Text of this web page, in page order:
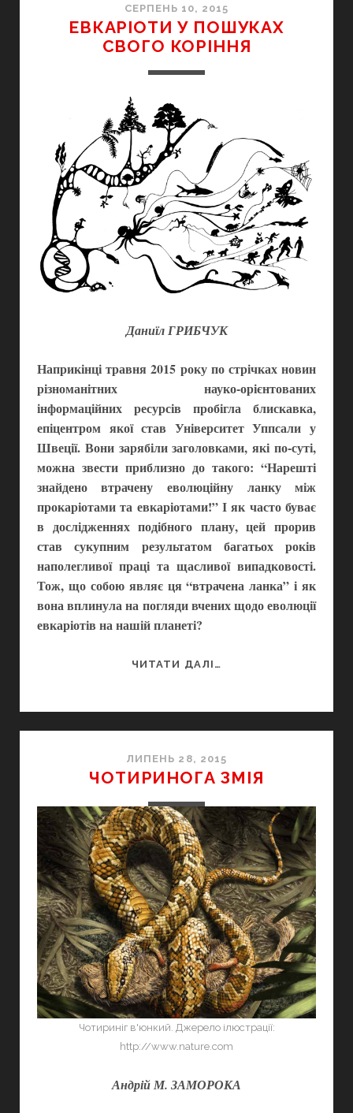
СЕРПЕНЬ 10, 2015
ЕВКАРІОТИ У ПОШУКАХ
СВОГО КОРІННЯ
Даниїл ГРИБЧУК
Наприкінці травня 2015 року по стрічках новин
різноманітних науко-орієнтованих
інформаційних ресурсів пробігла блискавка,
епіцентром якої став Університет Уппсали у
Швеції. Вони зарябіли заголовками, які по-суті,
можна звести приблизно до такого: “Нарешті
знайдено втрачену еволюційну ланку між
прокаріотами та евкаріотами!” І як часто буває
в дослідженнях подібного плану, цей прорив
став сукупним результатом багатьох років
наполегливої праці та щасливої випадковості.
Тож, що собою являє ця “втрачена ланка” і як
вона вплинула на погляди вчених щодо еволюції
евкаріотів на нашій планеті?
ЧИТАТИ ДАЛІ…
ЛИПЕНЬ 28, 2015
ЧОТИРИНОГА ЗМІЯ
Чотириніг в'юнкий. Джерело ілюстрації:
http://www.nature.com
Андрій М. ЗАМОРОКА